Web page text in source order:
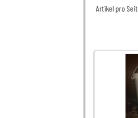
Artikel pro